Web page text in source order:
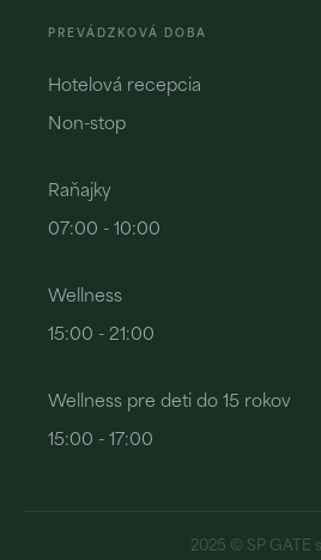
PREVÁDZKOVÁ DOBA
Hotelová recepcia
Non-stop
Raňajky
07:00 - 10:00
Wellness
15:00 - 21:00
Wellness pre deti do 15 rokov
15:00 - 17:00
2025 © SP GATE